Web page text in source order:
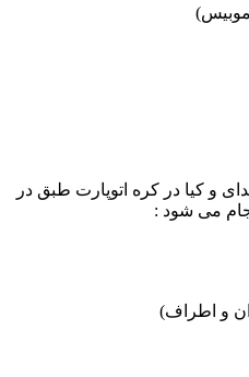
و کیا در کره اتوپارت طبق در
می شود :
و اطراف)